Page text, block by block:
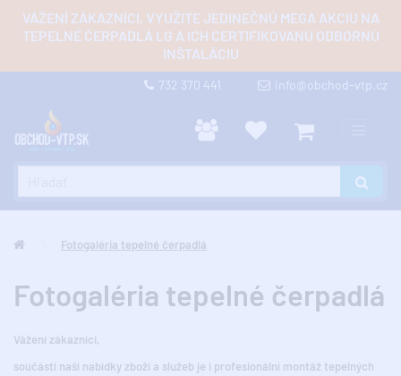
VÁŽENÍ ZÁKAZNÍCI, VYUŽITE JEDINEČNÚ MEGA AKCIU NA
TEPELNÉ ČERPADLÁ LG A ICH CERTIFIKOVANÚ ODBORNÚ
INŠTALÁCIU
732 370 441 info@obchod-vtp.cz
Fotogaléria tepelné čerpadlá
Fotogaléria tepelné čerpadlá
Vážení zákazníci,
součástí naší nabídky zboží a služeb je i profesionální montáž tepelných